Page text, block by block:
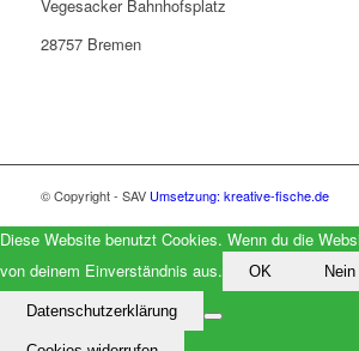
Vegesacker Bahnhofsplatz
28757 Bremen
© Copyright - SAV Umsetzung: kreative-fische.de
Diese Website benutzt Cookies. Wenn du die
von deinem Einverständnis aus.
OK Nein
Datenschutzerklärung